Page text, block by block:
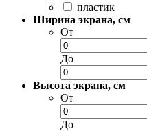
пластик
Ширина экрана, см
От
До
Высота экрана, см
От
До